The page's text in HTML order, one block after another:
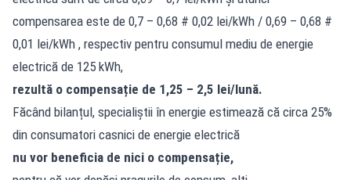
compensarea este de 0,7 – 0,68 # 0,02 lei/kWh / 0,69 – 0,68 #
0,01 lei/kWh , respectiv pentru consumul mediu de energie
electrică de 125 kWh,
rezultă o compensație de 1,25 – 2,5 lei/lună.
Făcând bilanțul, specialiștii în energie estimează că circa 25%
din consumatori casnici de energie electrică
nu vor beneficia de nici o compensație,